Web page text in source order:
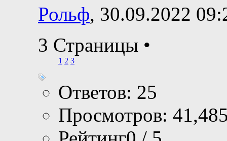
Рольф, 30.09.2022
3 Страницы •
1 2 3
Ответов: 25
Просмотров: